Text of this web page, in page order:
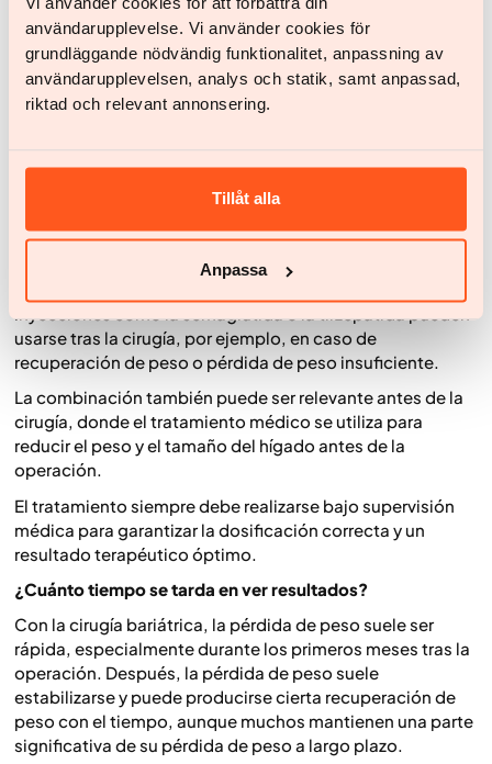
användarupplevelse. Vi använder cookies för
grundläggande nödvändig funktionalitet, anpassning av
användarupplevelsen, analys och statik, samt anpassad,
riktad och relevant annonsering.
Tillåt alla
Anpassa
el tratamiento médico sea hoy en día una alternativa o
complemento muy importante a la cirugía.
El tratamiento médico no implica cirugía y puede
ajustarse o finalizarse con el tiempo, pero tiene sus
tratamiento prolongado. La elección del tratamiento
debe basarse siempre en una valoración médica
¿Se pueden combinar los tratamientos?
Sí. En la práctica clínica, es común combinar la cirugía
usarse tras la cirugía, por ejemplo, en caso de
recuperación de peso o pérdida de peso insuficiente.
La combinación también puede ser relevante antes de la
cirugía, donde el tratamiento médico se utiliza para
reducir el peso y el tamaño del hígado antes de la
operación.
El tratamiento siempre debe realizarse bajo supervisión
médica para garantizar la dosificación correcta y un
resultado terapéutico óptimo.
¿Cuánto tiempo se tarda en ver resultados?
Con la cirugía bariátrica, la pérdida de peso suele ser
rápida, especialmente durante los primeros meses tras la
operación. Después, la pérdida de peso suele
estabilizarse y puede producirse cierta recuperación de
peso con el tiempo, aunque muchos mantienen una parte
significativa de su pérdida de peso a largo plazo.